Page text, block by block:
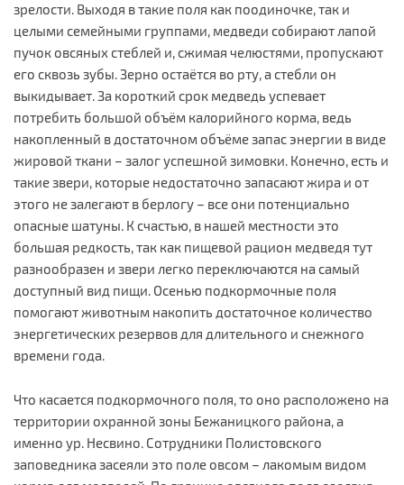
зрелости. Выходя в такие поля как поодиночке, так и
целыми семейными группами, медведи собирают лапой
пучок овсяных стеблей и, сжимая челюстями, пропускают
его сквозь зубы. Зерно остаётся во рту, а стебли он
выкидывает. За короткий срок медведь успевает
потребить большой объём калорийного корма, ведь
накопленный в достаточном объёме запас энергии в виде
жировой ткани – залог успешной зимовки. Конечно, есть и
такие звери, которые недостаточно запасают жира и от
этого не залегают в берлогу – все они потенциально
опасные шатуны. К счастью, в нашей местности это
большая редкость, так как пищевой рацион медведя тут
разнообразен и звери легко переключаются на самый
доступный вид пищи. Осенью подкормочные поля
помогают животным накопить достаточное количество
энергетических резервов для длительного и снежного
времени года.
Что касается подкормочного поля, то оно расположено на
территории охранной зоны Бежаницкого района, а
именно ур. Несвино. Сотрудники Полистовского
заповедника засеяли это поле овсом – лакомым видом